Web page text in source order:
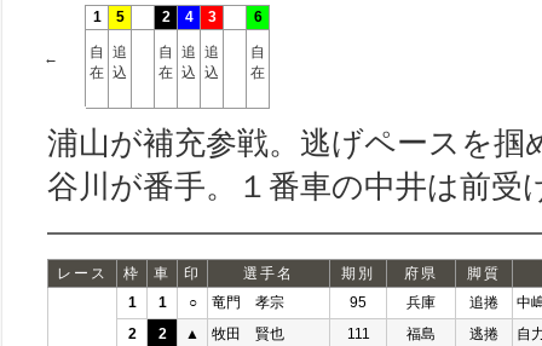
←
1
自
在
5
追
込
2
自
在
4
追
込
3
追
込
6
自
在
浦山が補充参戦。逃げペースを掴
谷川が番手。１番車の中井は前受
レース 枠 車 印 選手名 期別 府県 脚質
1 1 ○ 竜門 孝宗 95 兵庫 追捲
中
2
2 ▲ 牧田 賢也 111 福島 逃捲
自